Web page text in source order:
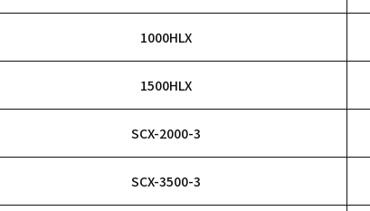
1000HLX
1500HLX
SCX-2000-3
SCX-3500-3